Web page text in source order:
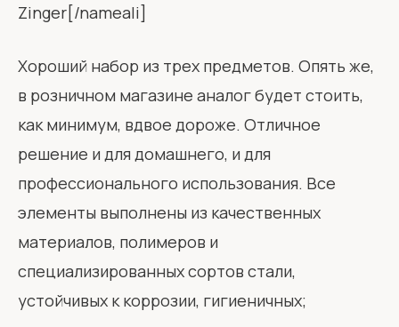
Zinger[/nameali]
Хороший набор из трех предметов. Опять же,
в розничном магазине аналог будет стоить,
как минимум, вдвое дороже. Отличное
решение и для домашнего, и для
профессионального использования. Все
элементы выполнены из качественных
материалов, полимеров и
специализированных сортов стали,
устойчивых к коррозии, гигиеничных;